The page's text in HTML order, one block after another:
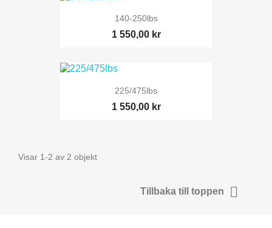
140-250lbs
1 550,00 kr
225/475lbs
1 550,00 kr
Visar 1-2 av 2 objekt
Tillbaka till toppen 